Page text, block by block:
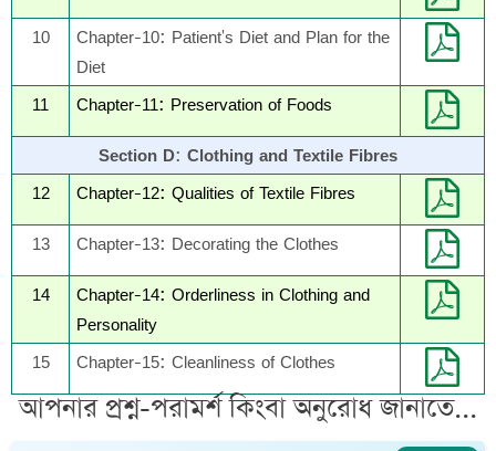
10
Chapter-10: Patient's Diet and Plan for the
Diet
11
Chapter-11: Preservation of Foods
Section D: Clothing and Textile Fibres
12
Chapter-12: Qualities of Textile Fibres
13
Chapter-13: Decorating the Clothes
14
Chapter-14: Orderliness in Clothing and
Personality
15
Chapter-15: Cleanliness of Clothes
আপনার প্রশ্ন-পরামর্শ কিংবা অনুরোধ জানাতে...